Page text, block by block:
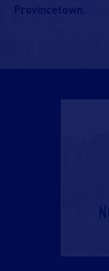
Provincetown.